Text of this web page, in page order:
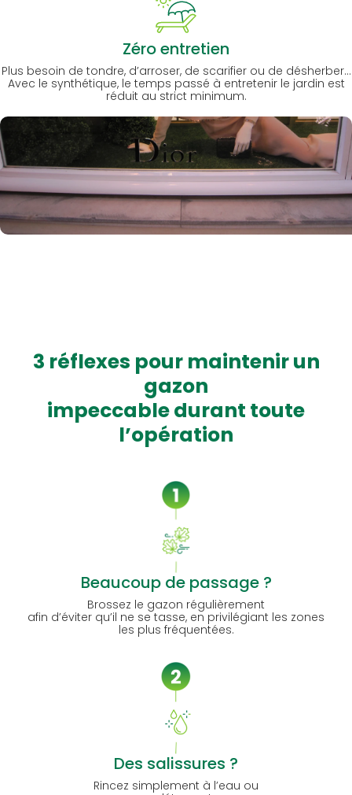
Zéro entretien
Plus besoin de tondre, d’arroser, de scarifier ou de désherber…
Avec le synthétique, le temps passé à entretenir le jardin est
réduit au strict minimum.
3 réflexes pour maintenir un
gazon
impeccable durant toute
l’opération
Beaucoup de passage ?
Brossez le gazon régulièrement
afin d’éviter qu’il ne se tasse, en privilégiant les zones
les plus fréquentées.
Des salissures ?
Rincez simplement à l’eau ou